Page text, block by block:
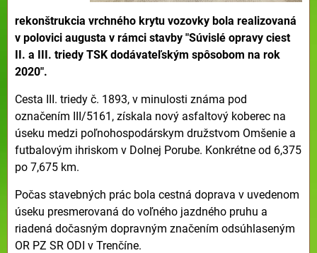
rekonštrukcia vrchného krytu vozovky bola realizovaná
v polovici augusta v rámci stavby "Súvislé opravy ciest
II. a III. triedy TSK dodávateľským spôsobom na rok
2020".
Cesta III. triedy č. 1893, v minulosti známa pod
označením III/5161, získala nový asfaltový koberec na
úseku medzi poľnohospodárskym družstvom Omšenie a
futbalovým ihriskom v Dolnej Porube. Konkrétne od 6,375
po 7,675 km.
Počas stavebných prác bola cestná doprava v uvedenom
úseku presmerovaná do voľného jazdného pruhu a
riadená dočasným dopravným značením odsúhlaseným
OR PZ SR ODI v Trenčíne.